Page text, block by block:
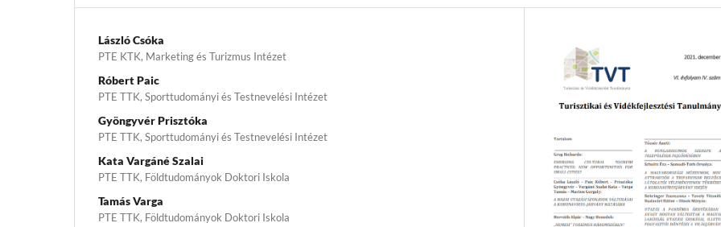
László Csóka
PTE KTK, Marketing és Turizmus Intézet
Róbert Paic
PTE TTK, Sporttudományi és Testnevelési Intézet
Gyöngyvér Prisztóka
PTE TTK, Sporttudományi és Testnevelési Intézet
Kata Vargáné Szalai
PTE TTK, Földtudományok Doktori Iskola
Tamás Varga
PTE TTK, Földtudományok Doktori Iskola